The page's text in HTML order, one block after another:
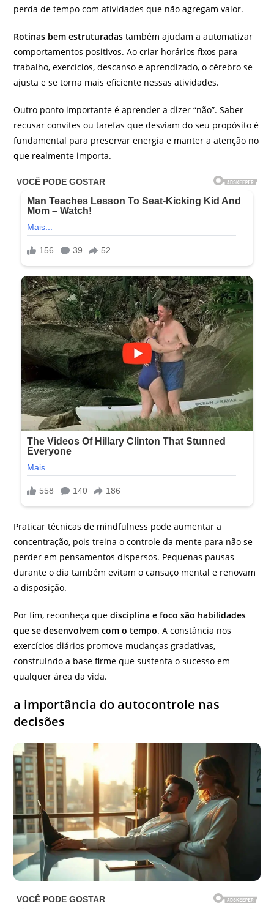
perda de tempo com atividades que não agregam valor.
Rotinas bem estruturadas também ajudam a automatizar
comportamentos positivos. Ao criar horários fixos para
trabalho, exercícios, descanso e aprendizado, o cérebro se
ajusta e se torna mais eficiente nessas atividades.
Outro ponto importante é aprender a dizer “não”. Saber
recusar convites ou tarefas que desviam do seu propósito é
fundamental para preservar energia e manter a atenção no
que realmente importa.
Praticar técnicas de mindfulness pode aumentar a
concentração, pois treina o controle da mente para não se
perder em pensamentos dispersos. Pequenas pausas
durante o dia também evitam o cansaço mental e renovam
a disposição.
Por fim, reconheça quedisciplina e foco são habilidades
que se desenvolvem com o tempo. A constância nos
exercícios diários promove mudanças gradativas,
construindo a base firme que sustenta o sucesso em
qualquer área da vida.
a importância do autocontrole nas
decisões